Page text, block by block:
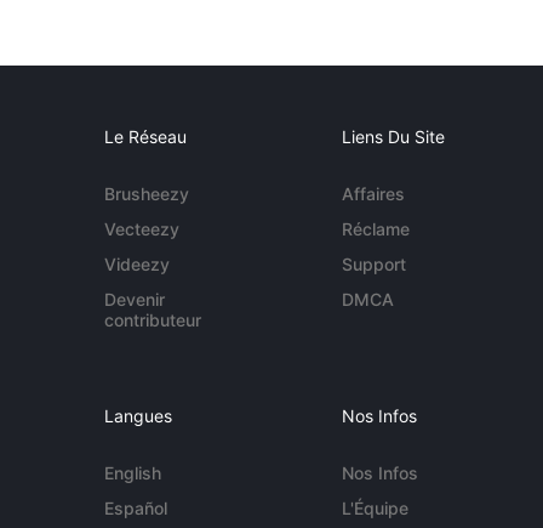
Le Réseau
Brusheezy
Vecteezy
Videezy
Devenir
contributeur
Liens Du Site
Affaires
Réclame
Support
DMCA
Langues
English
Español
Nos Infos
Nos Infos
L'Équipe